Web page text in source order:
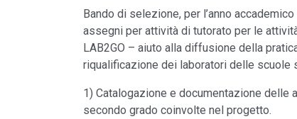
Bando di selezione, per l’anno
assegni per attività di tutorato per le
LAB2GO – aiuto alla diffusione della
riqualificazione dei laboratori delle scuole
1) Catalogazione e documentazione
secondo grado coinvolte nel progetto.